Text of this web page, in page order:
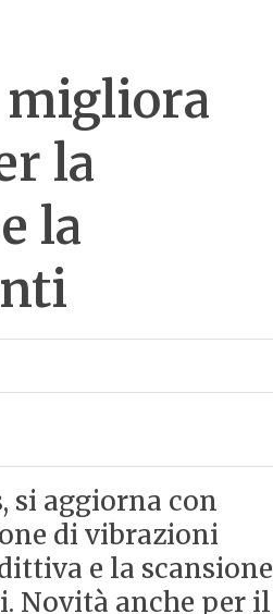
migliora
la
la
si aggiorna con
di vibrazioni
e la scansione
Novità anche per il